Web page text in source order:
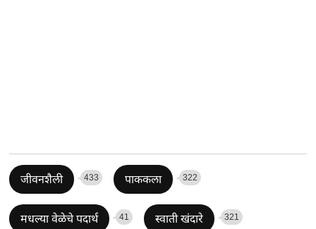
जीवनशैली 433 पाककला 322
मधल्या वेळेचे पदार्थ 41 स्वाती खंदारे 321